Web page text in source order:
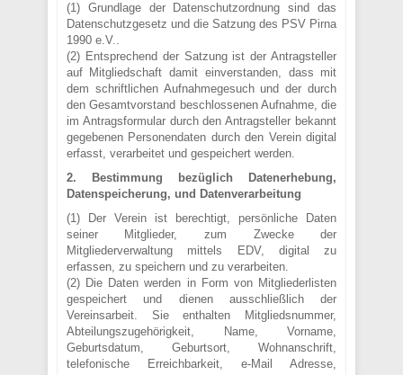
(1) Grundlage der Datenschutzordnung sind das
Datenschutzgesetz und die Satzung des PSV Pirna
1990 e.V..
(2) Entsprechend der Satzung ist der Antragsteller
auf Mitgliedschaft damit einverstanden, dass mit
dem schriftlichen Aufnahmegesuch und der durch
den Gesamtvorstand beschlossenen Aufnahme, die
im Antragsformular durch den Antragsteller bekannt
gegebenen Personendaten durch den Verein digital
erfasst, verarbeitet und gespeichert werden.
2. Bestimmung bezüglich Datenerhebung,
Datenspeicherung, und Datenverarbeitung
(1) Der Verein ist berechtigt, persönliche Daten
seiner Mitglieder, zum Zwecke der
Mitgliederverwaltung mittels EDV, digital zu
erfassen, zu speichern und zu verarbeiten.
(2) Die Daten werden in Form von Mitgliederlisten
gespeichert und dienen ausschließlich der
Vereinsarbeit. Sie enthalten Mitgliedsnummer,
Abteilungszugehörigkeit, Name, Vorname,
Geburtsdatum, Geburtsort, Wohnanschrift,
telefonische Erreichbarkeit, e-Mail Adresse,